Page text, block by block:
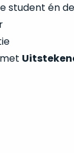
student én